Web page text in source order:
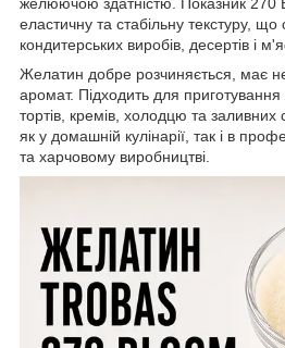
желюючою здатністю. Показник 270
еластичну та стабільну текстуру,
кондитерських виробів, десертів і
Желатин добре розчиняється, має
аромат. Підходить для
тортів, кремів, холодцю та заливних
як у домашній кулінарії, так і в
та харчовому виробництві.